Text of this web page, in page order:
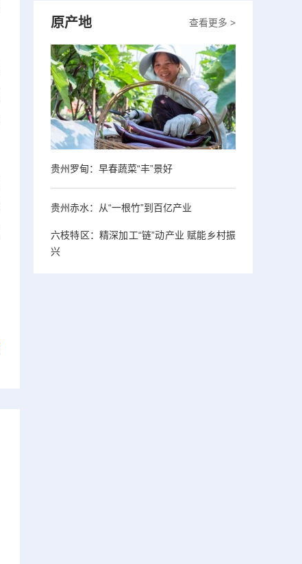
查看更多 >
原产地
贵州罗甸：早春蔬菜“丰”景好
贵州赤水：从“一根竹”到百亿产业
六枝特区：精深加工“链”动产业 赋能乡村振
兴